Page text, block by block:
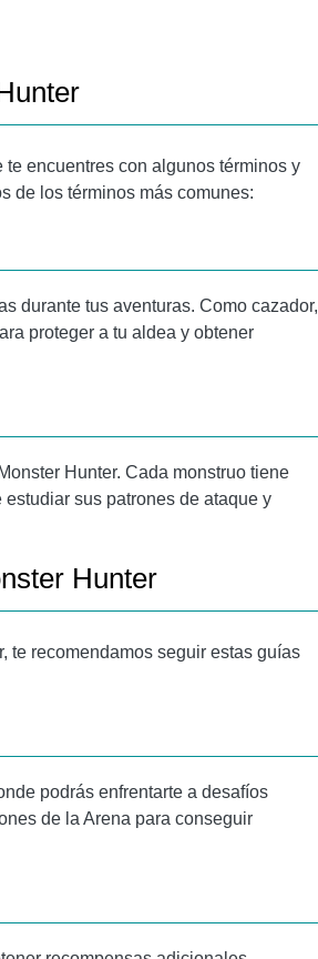
encuentres con algunos términos y
de los términos más comunes:
durante tus aventuras. Como cazador,
proteger a tu aldea y obtener
Hunter. Cada monstruo tiene
sus patrones de ataque y
Hunter
te recomendamos seguir estas guías
podrás enfrentarte a desafíos
de la Arena para conseguir